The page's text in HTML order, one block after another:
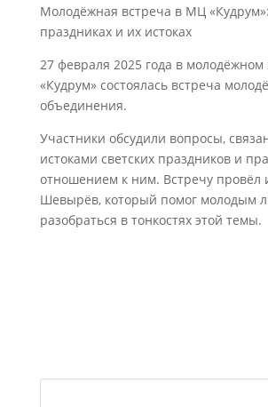
Молодёжная встреча в МЦ
праздниках и их истоках
27 февраля 2025 года в молодёжном
«Кудрум» состоялась встреча
объединения.
Участники обсудили вопросы,
истоками светских праздников и
отношением к ним. Встречу провёл
Шевырёв, который помог молодым
разобраться в тонкостях этой темы.